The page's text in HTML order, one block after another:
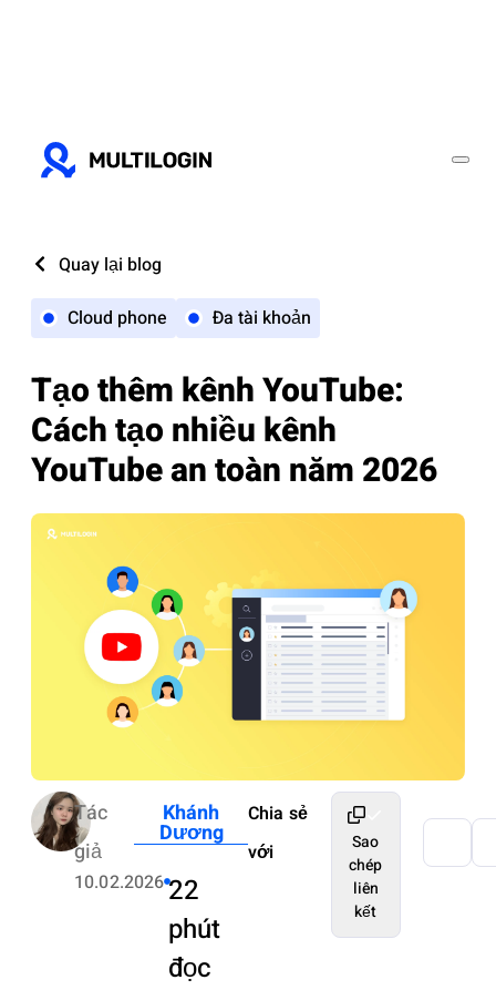
Quay lại blog
Cloud phone
Đa tài khoản
Tạo thêm kênh YouTube:
Cách tạo nhiều kênh
YouTube an toàn năm 2026
Tác
giả
Khánh
Dương
10.02.202622
phút
đọc
Chia sẻ
với
Sao
chép
liên
kết